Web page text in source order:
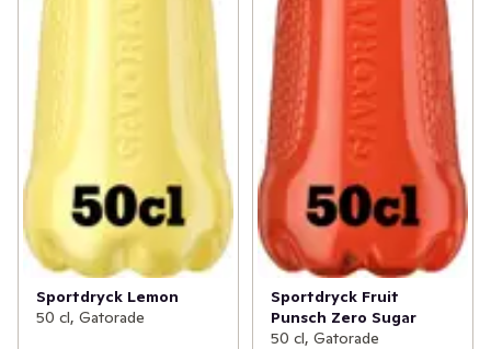
Sportdryck Lemon
50 cl, Gatorade
Sportdryck Fruit
Punsch Zero Sugar
50 cl, Gatorade